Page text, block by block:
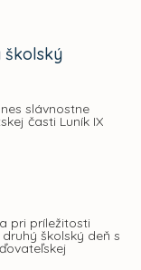
školský
slávnostne
časti Luník IX
pri príležitosti
školský deň s